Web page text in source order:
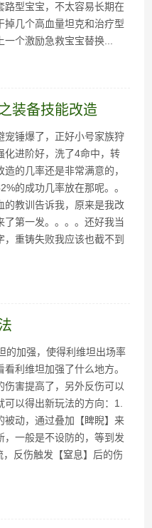
路型宝宝，不太容易长期在
掉几个高血量坦克和治疗型
个激励急救宝宝替换...
装备技能改造
宠锤爆了，正好小号家族狩
化进阶好，洗了4命中，转
的几率还是非常满意的，
的成功几率放在那呢。。
的教训告诉我，原来是我改
了第一发。。。。还好我当
重铸失败我应该也截不到
的加强，使得利维坦出场率
利维坦加强了什么地方。
害提高了，另外反伤可以
以得出新玩法的方向：1.
被动，通过叠加【睥睨】来
，一般是不设防的，等到发
反伤触发【窒息】后的伤